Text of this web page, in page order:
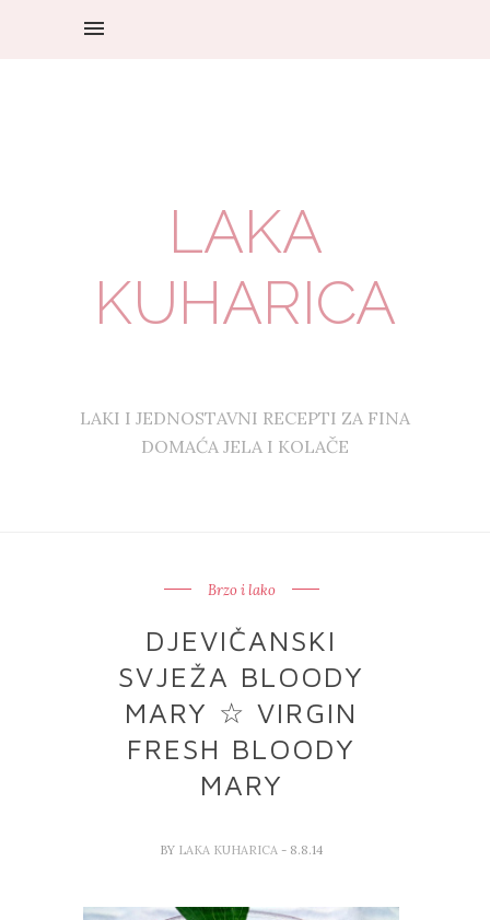
LAKA
KUHARICA
LAKI I JEDNOSTAVNI RECEPTI ZA FINA
DOMAĆA JELA I KOLAČE
Brzo i lako
DJEVIČANSKI
SVJEŽA BLOODY
MARY ☆ VIRGIN
FRESH BLOODY
MARY
BY LAKA KUHARICA - 8.8.14